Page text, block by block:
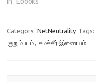
Category: NetNeutrality Tags:
குறும்படம்
சமச்சீர் இணையம்